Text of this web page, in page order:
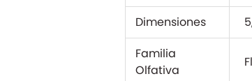
Dimensiones
Familia
Olfativa